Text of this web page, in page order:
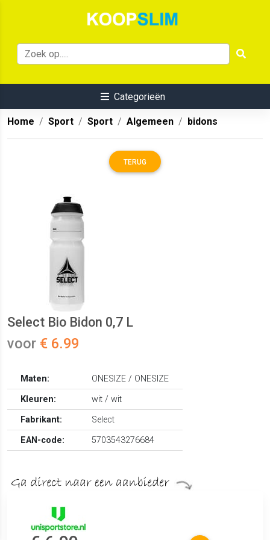
Categorieën
Home Sport Sport Algemeen bidons
TERUG
Select Bio Bidon 0,7 L
voor € 6.99
Maten:
ONESIZE / ONESIZE
Kleuren:
wit / wit
Fabrikant:
Select
EAN-code:
5703543276684